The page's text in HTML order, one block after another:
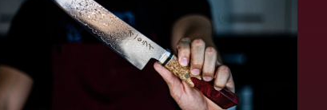
China (MXN $)
Chipre (MXN $)
Ciudad del Vaticano
Colombia (MXN $)